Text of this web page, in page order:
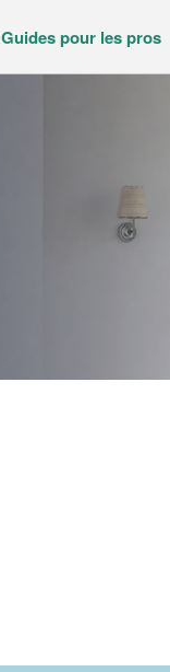
Guides pour les pros